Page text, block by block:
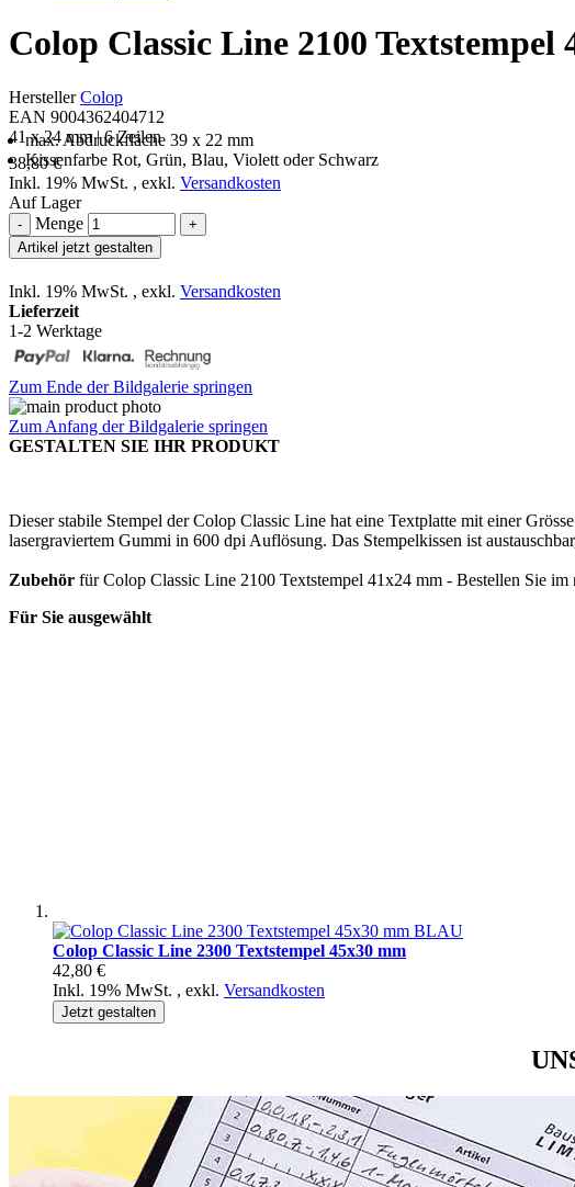
Colop Classic Line 2100 Textstempel
HerstellerColop
EAN 9004362404712
41 x 24 mm | 6 Zeilen
max. Abdruckfläche 39 x 22 mm
Kissenfarbe Rot, Grün, Blau, Violett oder Schwarz
38,80 €
Inkl. 19% MwSt. , exkl. Versandkosten
Auf Lager
- Menge
+
Artikel jetzt gestalten
Inkl. 19% MwSt. , exkl. Versandkosten
Lieferzeit
1-2 Werktage
Zum Ende der Bildgalerie springen
Zum Anfang der Bildgalerie springen
GESTALTEN SIE IHR PRODUKT
Dieser stabile Stempel der Colop Classic Line hat eine Textplatte mit einer
lasergraviertem Gummi in 600 dpi Auflösung. Das Stempelkissen ist
Zubehör für Colop Classic Line 2100 Textstempel 41x24 mm - Bestellen Sie im
Für Sie ausgewählt
Colop Classic Line 2300 Textstempel 45x30 mm
42,80 €
Inkl. 19% MwSt. , exkl. Versandkosten
Jetzt gestalten